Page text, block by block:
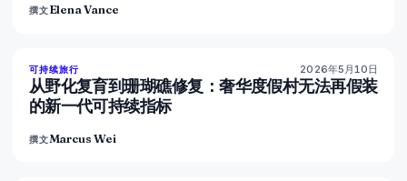
撰文Elena Vance
86% 81
可持续旅行 2026年5月10日
从野化复育到珊瑚礁修复：奢华度假村无法再假装
的新一代可持续指标
撰文Marcus Wei